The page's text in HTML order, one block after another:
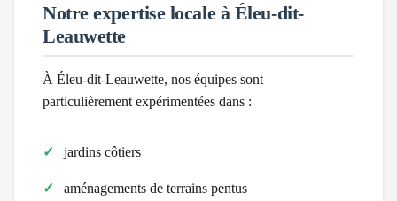
Notre expertise locale à Éleu-dit-
Leauwette
À Éleu-dit-Leauwette, nos équipes sont
particulièrement expérimentées dans :
jardins côtiers
aménagements de terrains pentus